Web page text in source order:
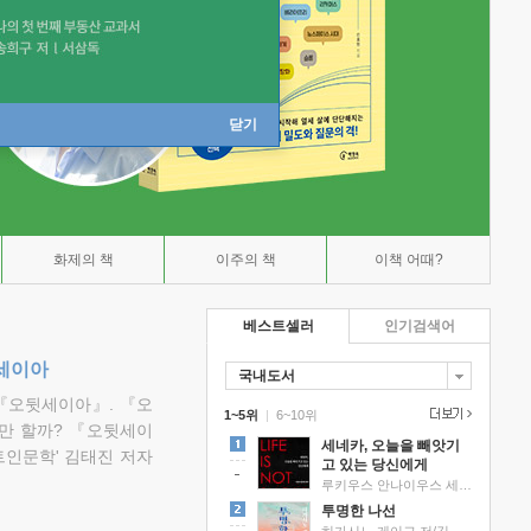
닫기
화제의 책 이주의 책 이책 어때?
이아
오뒷세이아』. 『오
할까? 『오뒷세이
문학' 김태진 저자
베스트셀러
국내도서
1~5위 |
세네카, 오늘을 빼앗기
고 있는 당신에게
투명한 나선
6~10위
인기검색어